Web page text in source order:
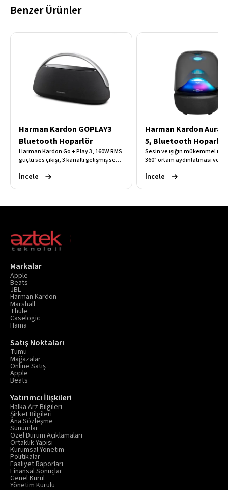
Benzer Ürünler
Harman Kardon GOPLAY3
Bluetooth Hoparlör
Harman Kardon Go + Play 3, 160W RMS
güçlü ses çıkışı, 3 kanallı gelişmiş ses
premium taşınabilir tasarımıyla üstün
İncele
Harman Kardon
5, Bluetooth Hoparlör
Sesin ve ışığın mükemmel
360° ortam aydınlatması ve
her ortamı dönüştürün. Şık
hissedin.
İncele
Markalar
Apple
Beats
JBL
Harman Kardon
Marshall
Thule
Caselogic
Hama
Satış Noktaları
Tümü
Mağazalar
Online Satış
Apple
Beats
Yatırımcı İlişkileri
Halka Arz Bilgileri
Şirket Bilgileri
Ana Sözleşme
Sunumlar
Özel Durum Açıklamaları
Ortaklık Yapısı
Kurumsal Yönetim
Politikalar
Faaliyet Raporları
Finansal Sonuçlar
Genel Kurul
Yönetim Kurulu